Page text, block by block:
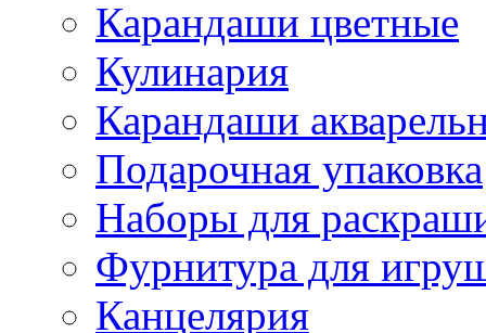
Карандаши цветные
Кулинария
Карандаши
Подарочная упаковка
Наборы для
Фурнитура для
Канцелярия